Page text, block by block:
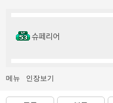
슈페리어
메뉴 인장보기